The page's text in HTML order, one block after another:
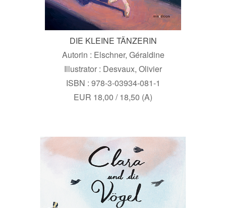
DIE KLEINE TÄNZERIN
Autorin : Elschner, Géraldine
Illustrator : Desvaux, Olivier
ISBN : 978-3-03934-081-1
EUR 18,00 / 18,50 (A)